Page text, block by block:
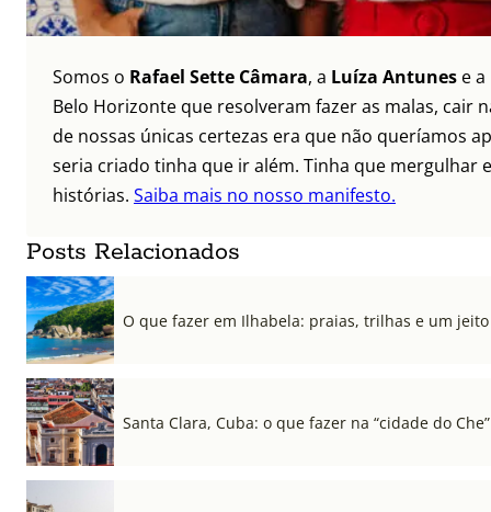
Somos o Rafael Sette Câmara, a Luíza Antunes e a
Belo Horizonte que resolveram fazer as malas, cair
de nossas únicas certezas era que não queríamos
seria criado tinha que ir além. Tinha que mergulhar
histórias. Saiba mais no nosso manifesto.
Posts Relacionados
O que fazer em Ilhabela: praias, trilhas e um
Santa Clara, Cuba: o que fazer na “cidade do Che”